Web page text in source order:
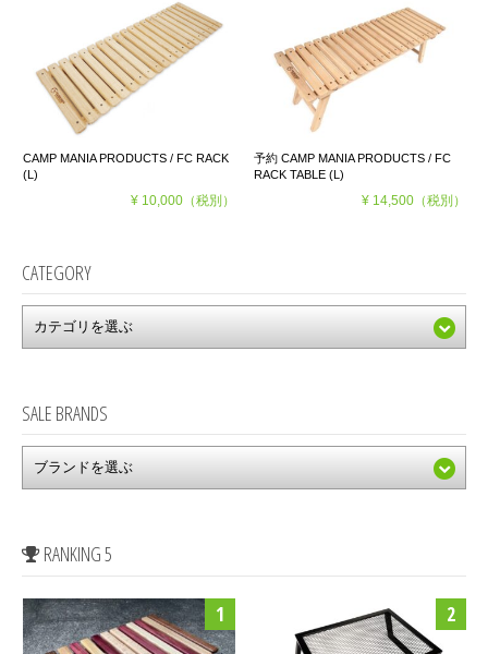
CAMP MANIA PRODUCTS / FC RACK
(L)
¥ 10,000（税別）
予約 CAMP MANIA PRODUCTS / FC
RACK TABLE (L)
¥ 14,500（税別）
CATEGORY
SALE BRANDS
RANKING 5